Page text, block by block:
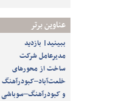
عناوین برتر
ببینید| بازدید
مدیرعامل شرکت
ساخت از محورهای
خلعت‌آباد–کبودرآهنگ
و کبودرآهنگ–سوباشی